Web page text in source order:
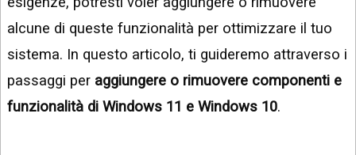
AI
APPS
APPS
TECNOLOGIA
alcune di queste funzionalità per ottimizzare il tuo
sistema. In questo articolo, ti guideremo attraverso i
passaggi per aggiungere o rimuovere componenti e
funzionalità di Windows 11 e Windows 10.